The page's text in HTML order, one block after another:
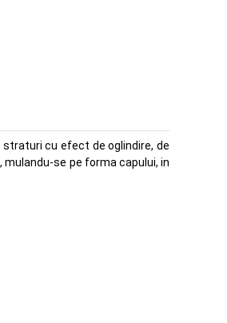
cu efect de oglindire, de
se pe forma capului, in